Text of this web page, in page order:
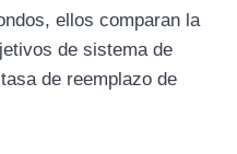
ellos comparan la
de sistema de
de reemplazo de